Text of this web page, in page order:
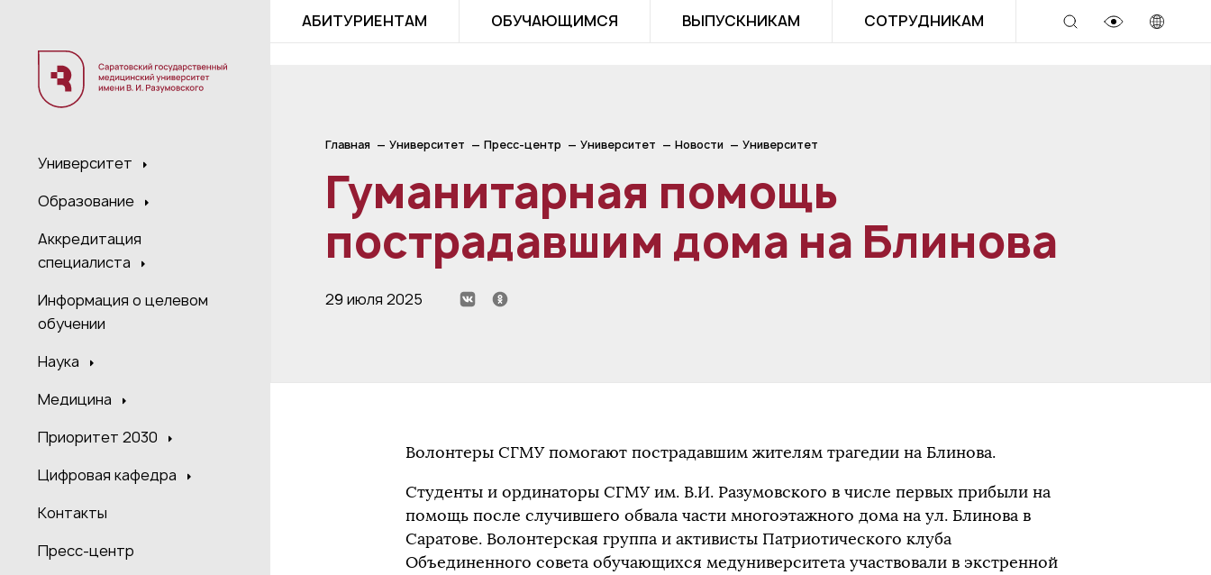
Университет
Образование
Аккредитация
специалиста
Информация о целевом
обучении
Наука
Медицина
Приоритет 2030
Цифровая кафедра
Контакты
Пресс-центр
АБИТУРИЕНТАМ ОБУЧАЮЩИМСЯ ВЫПУСКНИКАМ СОТРУДНИКАМ
Главная Университет Пресс-центр Университет Новости Университет
Гуманитарная помощь
пострадавшим дома на Блинова
29 июля 2025
Волонтеры СГМУ помогают пострадавшим жителям трагедии на Блинова.
Студенты и ординаторы СГМУ им. В.И. Разумовского в числе первых прибыли на
помощь после случившего обвала части многоэтажного дома на ул. Блинова в
Саратове. Волонтерская группа и активисты Патриотического клуба
Объединенного совета обучающихся медуниверситета участвовали в экстренной